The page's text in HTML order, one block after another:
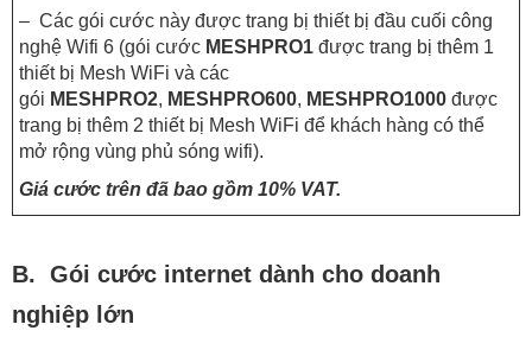
– Các gói cước này được trang bị thiết bị đầu cuối công
nghệ Wifi 6 (gói cước MESHPRO1 được trang bị thêm 1
thiết bị Mesh WiFi và các
gói MESHPRO2, MESHPRO600, MESHPRO1000 được
trang bị thêm 2 thiết bị Mesh WiFi để khách hàng có thể
mở rộng vùng phủ sóng wifi).
Giá cước trên đã bao gồm 10% VAT.
B. Gói cước internet dành cho doanh
nghiệp lớn